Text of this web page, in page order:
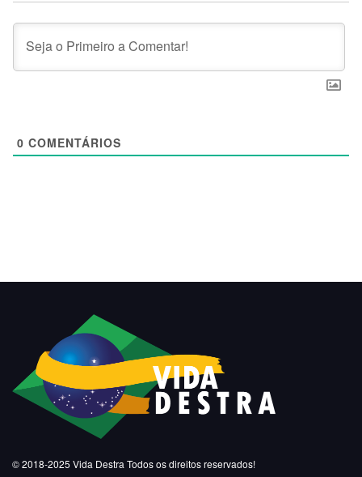
0 COMENTÁRIOS
© 2018-2025 Vida Destra Todos os direitos reservados!